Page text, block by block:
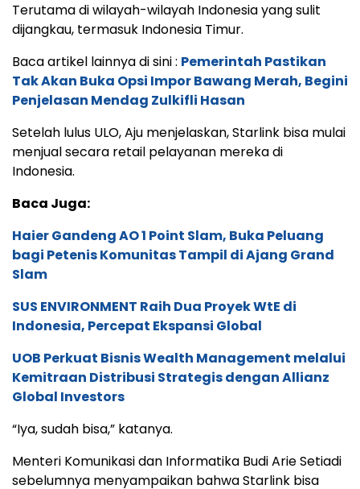
Terutama di wilayah-wilayah Indonesia yang sulit
dijangkau, termasuk Indonesia Timur.
Baca artikel lainnya di sini : Pemerintah Pastikan
Tak Akan Buka Opsi Impor Bawang Merah, Begini
Penjelasan Mendag Zulkifli Hasan
Setelah lulus ULO, Aju menjelaskan, Starlink bisa mulai
menjual secara retail pelayanan mereka di
Indonesia.
Baca Juga:
Haier Gandeng AO 1 Point Slam, Buka Peluang
bagi Petenis Komunitas Tampil di Ajang Grand
Slam
SUS ENVIRONMENT Raih Dua Proyek WtE di
Indonesia, Percepat Ekspansi Global
UOB Perkuat Bisnis Wealth Management melalui
Kemitraan Distribusi Strategis dengan Allianz
Global Investors
“Iya, sudah bisa,” katanya.
Menteri Komunikasi dan Informatika Budi Arie Setiadi
sebelumnya menyampaikan bahwa Starlink bisa